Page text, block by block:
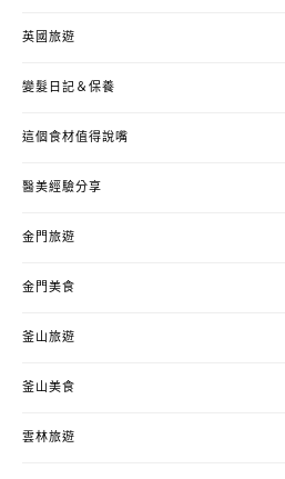
英國旅遊
變髮日記＆保養
這個食材值得說嘴
醫美經驗分享
金門旅遊
金門美食
釜山旅遊
釜山美食
雲林旅遊